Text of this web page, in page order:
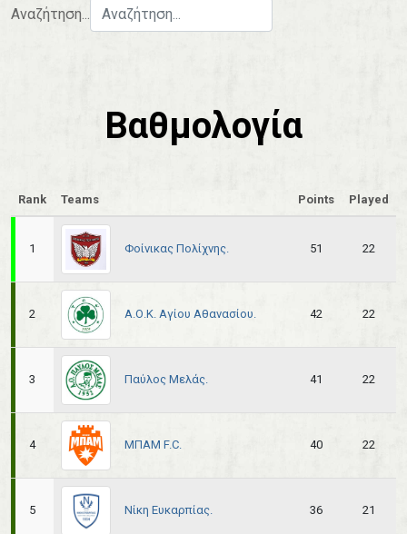
Αναζήτηση...
Βαθμολογία
Rank Teams Points Played
1 Φοίνικας Πολίχνης. 51 22
2 Α.Ο.Κ. Αγίου Αθανασίου. 42 22
3 Παύλος Μελάς. 41 22
4 ΜΠΑΜ F.C. 40 22
5 Νίκη Ευκαρπίας. 36 21